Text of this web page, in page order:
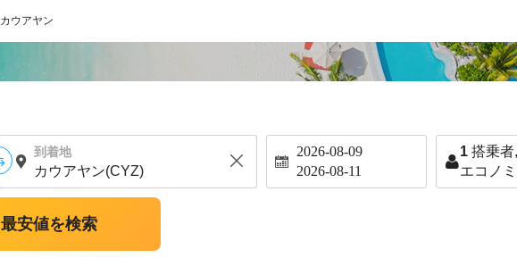
カウアヤン
到着地 2026-08-09
2026-08-11
1 搭乗者,
エコノ
最安値を検索